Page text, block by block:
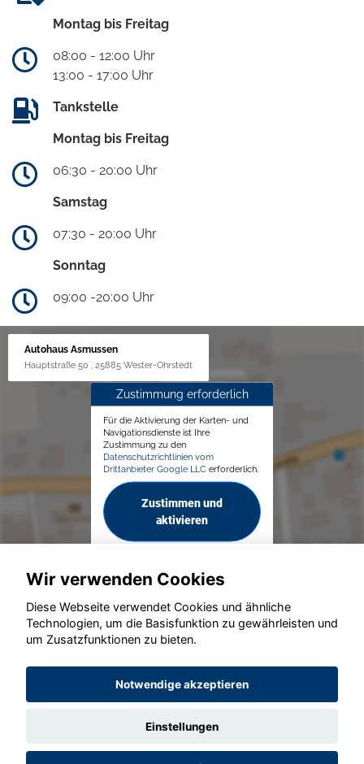
Montag bis Freitag
08:00 - 12:00 Uhr
13:00 - 17:00 Uhr
Tankstelle
Montag bis Freitag
06:30 - 20:00 Uhr
Samstag
07:30 - 20:00 Uhr
Sonntag
09:00 -20:00 Uhr
Autohaus Asmussen
Hauptstraße 50 , 25885 Wester-Ohrstedt
Zustimmung erforderlich
Für die Aktivierung der Karten- und
Navigationsdienste ist Ihre
Zustimmung zu den
Datenschutzrichtlinien vom
Drittanbieter Google LLC erforderlich.
Zustimmen und
aktivieren
© konjunkturmotor.de GmbH 2020 - 2026
Wir verwenden Cookies
Diese Webseite verwendet Cookies und ähnliche
Technologien, um die Basisfunktion zu gewährleisten und
um Zusatzfunktionen zu bieten.
Notwendige akzeptieren
Einstellungen